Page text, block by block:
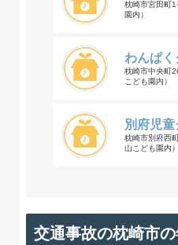
枕崎市宮田町
園内）
わんぱ
枕崎市中央町
こども園内）
別府児
枕崎市別府西
山こども園内）
交通事故の枕崎市